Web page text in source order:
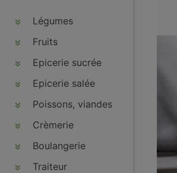
Légumes
Fruits
Epicerie sucrée
Epicerie salée
Poissons, viandes, volailles,
Crèmerie
Boulangerie
Traiteur